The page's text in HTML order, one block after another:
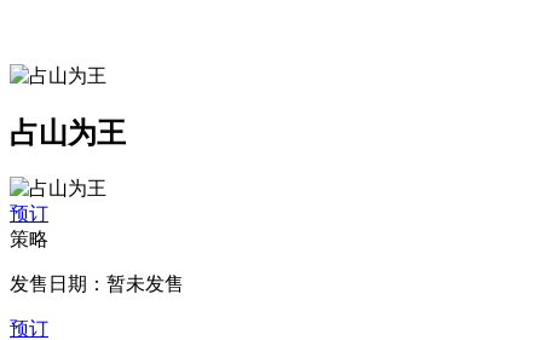
占山为王
预订
策略
发售日期：暂未发售
预订